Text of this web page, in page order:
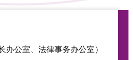
办公室、法律事务办公室）